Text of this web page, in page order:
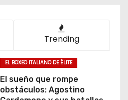
Trending
EL BOXEO ITALIANO DE ÉLITE
El sueño que rompe
obstáculos: Agostino